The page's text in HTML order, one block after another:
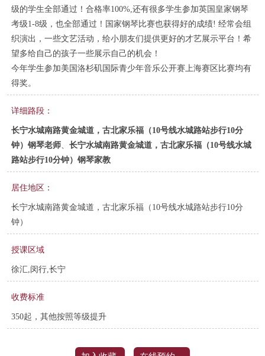
级的学生全部通过！合格率100%,还有很多学生参加英国皇家钢琴
考级1-8级，也全部通过！国家钢琴比赛也获得好的成绩! 经常会组
织演出，一些文艺活动，给小朋友们提供更好的才艺展示平台！希
望多给自己的孩子一些展示自己的机会！
今年学生参加美国洛杉矶国际青少年音乐公开赛上海赛区比赛均有
得奖。
详细路段：
长宁水城南路黄金城道，古北家乐福（10号线水城路站步行10分
钟）钢琴老师、 长宁水城南路黄金城道，古北家乐福（10号线水城
路站步行10分钟）钢琴家教
居住地区：
长宁水城南路黄金城道，古北家乐福（10号线水城路站步行10分
钟）
授课区域
徐汇,闵行,长宁
收费标准
350起，其他按照等级提升